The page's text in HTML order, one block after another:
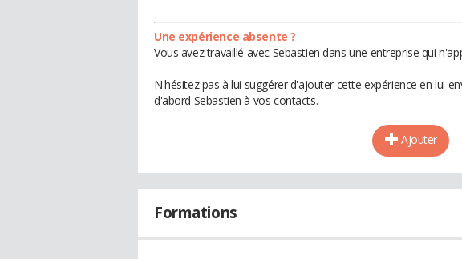
Une expérience absente ?
Vous avez travaillé avec Sebastien dans une entreprise qui
N'hésitez pas à lui suggérer d'ajouter cette expérience en lui
d'abord Sebastien à vos contacts.
Ajouter
Formations